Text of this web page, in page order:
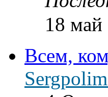
18 май
Всем,